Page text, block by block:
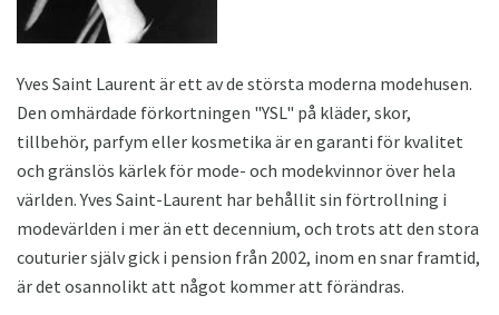
Yves Saint Laurent är ett av de största moderna modehusen.
Den omhärdade förkortningen "YSL" på kläder, skor,
tillbehör, parfym eller kosmetika är en garanti för kvalitet
och gränslös kärlek för mode- och modekvinnor över hela
världen. Yves Saint-Laurent har behållit sin förtrollning i
modevärlden i mer än ett decennium, och trots att den stora
couturier själv gick i pension från 2002, inom en snar framtid,
är det osannolikt att något kommer att förändras.